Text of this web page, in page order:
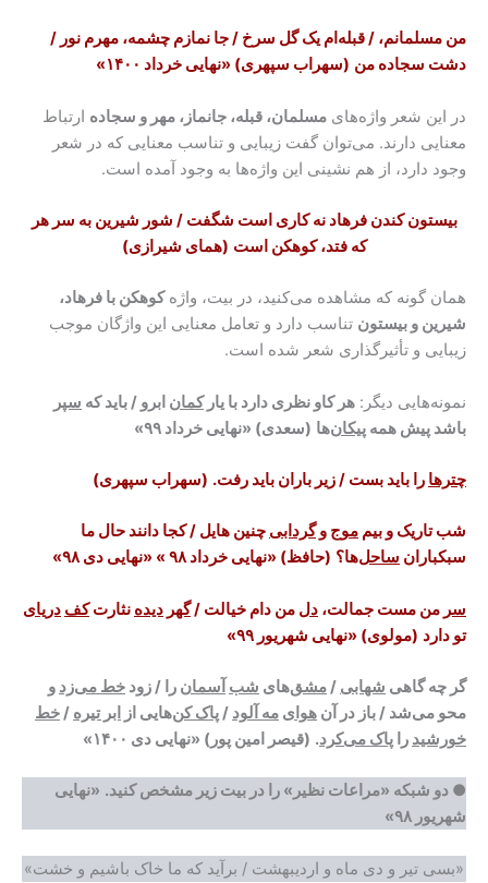
من مسلمانم، / قبله‌ام یک گل سرخ / جا نمازم چشمه، مهرم نور /
دشت سجاده من (سهراب سپهری) «نهایی خرداد ۱۴۰۰»
در این شعر واژه‌های مسلمان، قبله، جانماز، مهر و سجاده ارتباط
معنایی دارند. می‌توان گفت زیبایی و تناسب معنایی که در شعر
وجود دارد، از هم نشینی این واژه‌ها به وجود آمده است.
بیستون کندن فرهاد نه کاری است شگفت / شور شیرین به سر هر
که فتد، کوهکن است (همای شیرازی)
همان گونه که مشاهده می‌کنید، در بیت، واژهکوهکن با فرهاد،
شیرین و بیستون تناسب دارد و تعامل معنایی این واژگان موجب
زیبایی و تأثیرگذاری شعر شده است.
نمونه‌هایی دیگر: هر کاو نظری دارد با یارکمان ابرو / باید که سپر
باشد پیش همه پیکان‌ها (سعدی) «نهایی خرداد ۹۹»
چترها را باید بست / زیر باران باید رفت. (سهراب سپهری)
شب تاریک و بیم موج وگردابی چنین هایل / کجا دانند حال ما
سبکباران ساحل‌ها؟ (حافظ) «نهایی خرداد ۹۸ » «نهایی دی ۹۸»
سر من مست جمالت، دل من دام خیالت /گهر دیده نثارتکف دریای
تو دارد (مولوی) «نهایی شهریور ۹۹»
گر چه گاهی شهابی /مشق‌های شب آسمان را / زود خط می‌زد و
محو می‌شد / باز در آن هوای مه آلود /پاک کن‌هایی از ابر تیره /خط
خورشید را پاک می‌کرد. (قیصر امین پور) «نهایی دی ۱۴۰۰»
● دو شبکه «مراعات نظیر» را در بیت زیر مشخص کنید. «نهایی
شهریور ۹۸»
«بسی تیر و دی ماه و اردیبهشت / برآید که ما خاک باشیم و خشت»